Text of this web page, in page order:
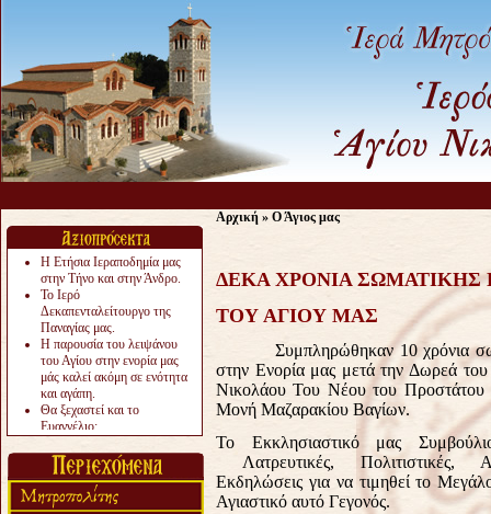
Η Ετήσια Ιεραποδημία μας
στην Τήνο και στην Άνδρο.
Το Ιερό
Δεκαπενταλείτουργο της
Παναγίας μας.
Η παρουσία του λειψάνου
του Αγίου στην ενορία μας
μάς καλεί ακόμη σε ενότητα
και αγάπη.
Θα ξεχαστεί και το
Ευαγγέλιο;
«πολύ αργά».
Ζητείται....
Αρχική » Ο Άγιος μας
ΔΕΚΑ ΧΡΟΝΙΑ ΣΩΜΑΤΙΚΗΣ
ΤΟΥ ΑΓΙΟΥ ΜΑΣ
Συμπληρώθηκαν 10 χρόνια
στην Ενορία μας μετά την Δωρεά
Νικολάου Του Νέου του Προστάτου
Μονή Μαζαρακίου Βαγίων.
Το Εκκλησιαστικό μας
Λατρευτικές, Πολιτιστικές,
Εκδηλώσεις για να τιμηθεί το
Αγιαστικό αυτό Γεγονός.